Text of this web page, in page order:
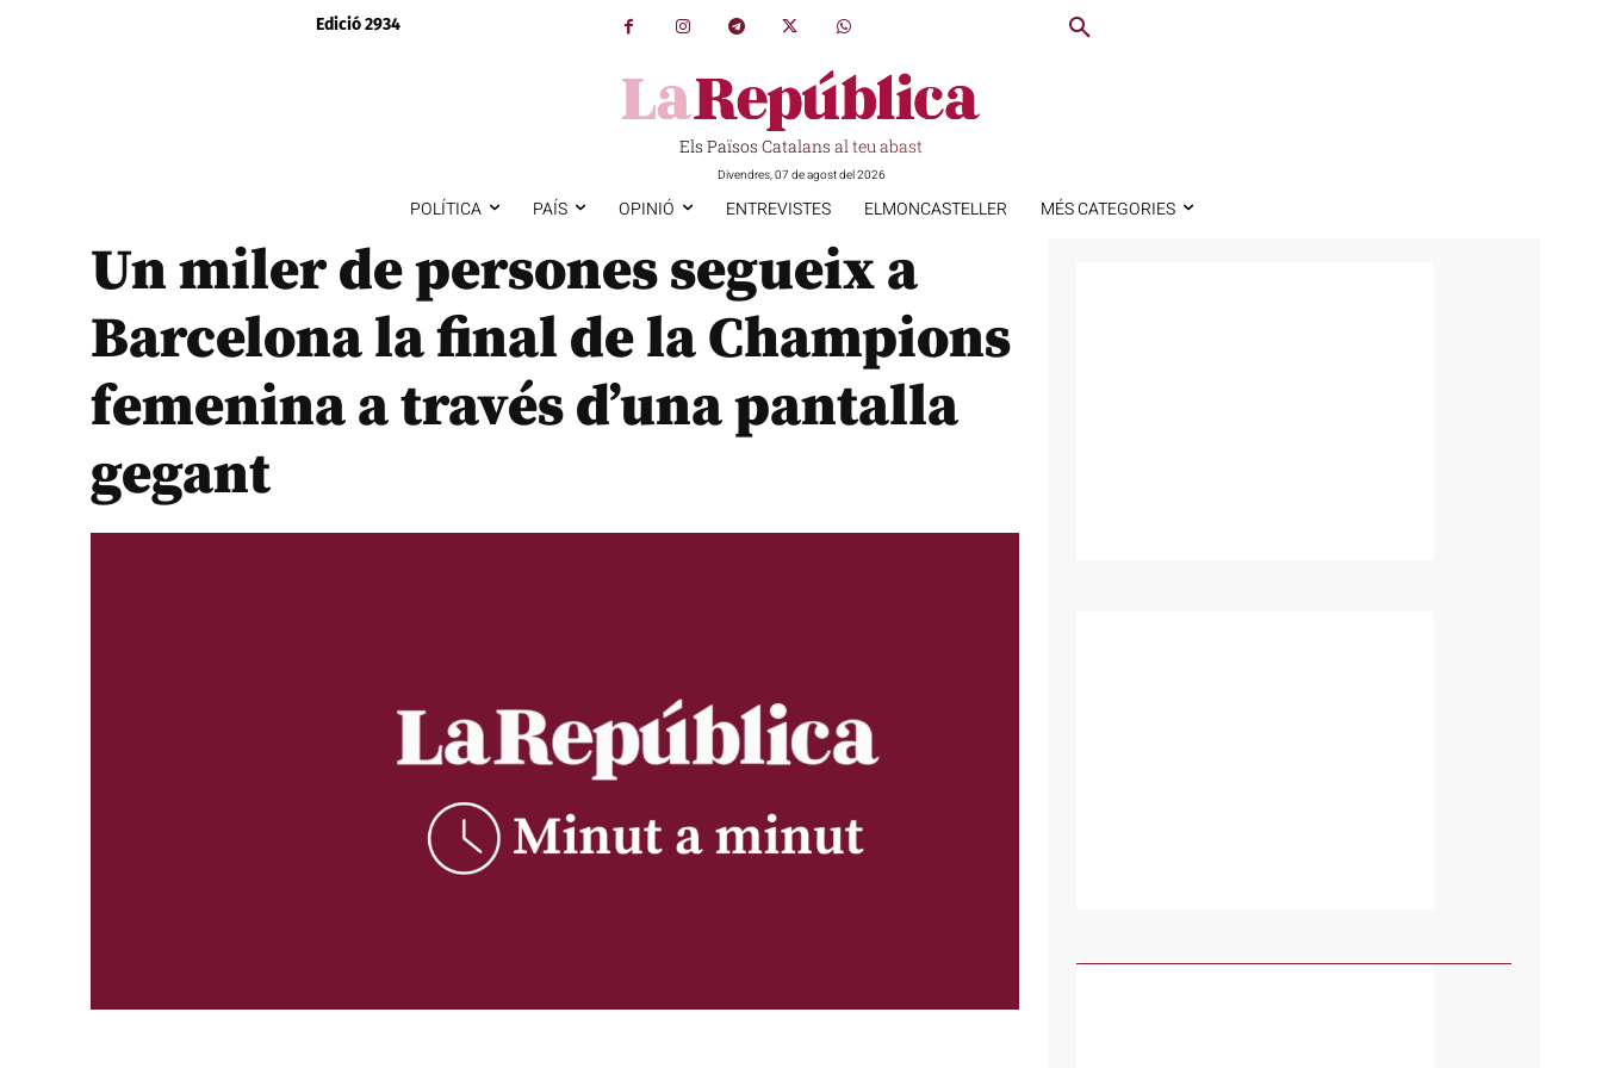
Edició 2934
Els Països Catalans al teu abast
Divendres, 07 de agost del 2026
POLÍTICA PAÍS OPINIÓ ENTREVISTES ELMONCASTELLER MÉS CATEGORIES
Un miler de persones segueix a
Barcelona la final de la Champions
femenina a través d’una pantalla
gegant